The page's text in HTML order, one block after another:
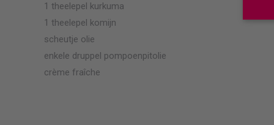
1 theelepel kurkuma
1 theelepel komijn
scheutje olie
enkele druppel pompoenpitolie
crème fraîche